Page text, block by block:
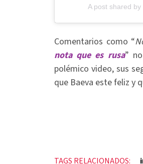
A post shared by
Comentarios como “
nota que es rusa”
polémico video, sus
que Baeva este feliz y
TAGS RELACIONADOS: